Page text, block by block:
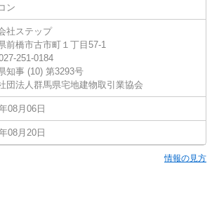
ン
社ステップ
前橋市古市町１丁目57-1
251-0184
知事 (10) 第3293号
団法人群馬県宅地建物取引業協会
08月06日
08月20日
情報の見方